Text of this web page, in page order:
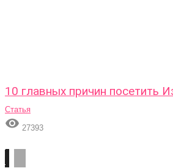
10 главных причин посетить
Статья
 27393